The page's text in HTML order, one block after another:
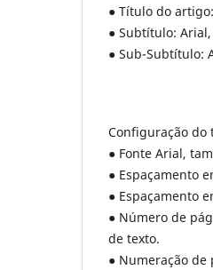
● Título do
● Subtítulo:
● Sub-Subtítulo:
Configuração do
● Fonte Arial,
● Espaçamento
● Espaçamento
● Número de
de texto.
● Numeração